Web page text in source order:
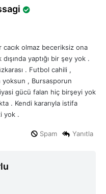
i
cacık olmaz beceriksiz ona
yaptığı bir şey yok .
. Futbol cahili ,
, Bursasporun
gücü falan hiç birşeyi yok
. Kendi kararıyla istifa
yok .
Yanıtla
Spam